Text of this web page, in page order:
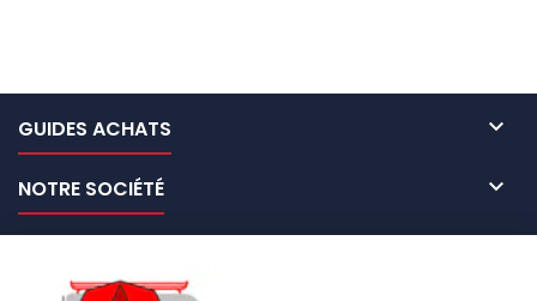
GUIDES ACHATS 
NOTRE SOCIÉTÉ 